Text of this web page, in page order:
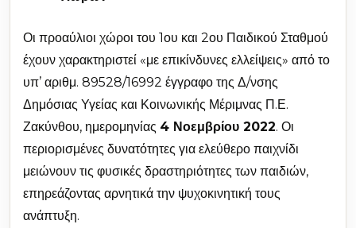
Οι προαύλιοι χώροι του 1ου και 2ου Παιδικού Σταθμού
έχουν χαρακτηριστεί «με επικίνδυνες ελλείψεις» από το
υπ’ αριθμ. 89528/16992 έγγραφο της Δ/νσης
Δημόσιας Υγείας και Κοινωνικής Μέριμνας Π.Ε.
Ζακύνθου, ημερομηνίας 4 Νοεμβρίου 2022. Οι
περιορισμένες δυνατότητες για ελεύθερο παιχνίδι
μειώνουν τις φυσικές δραστηριότητες των παιδιών,
επηρεάζοντας αρνητικά την ψυχοκινητική τους
ανάπτυξη.